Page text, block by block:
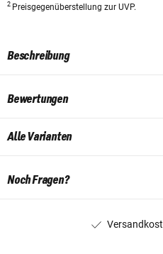
2 Preisgegenüberstellung zur UVP.
Beschreibung
Bewertungen
Alle Varianten
Noch Fragen?